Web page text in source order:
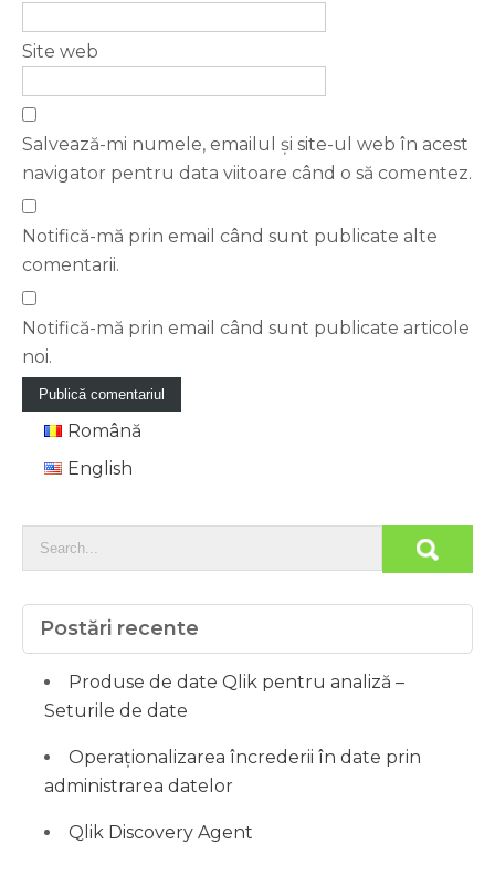
Site web
Salvează-mi numele, emailul și site-ul web în acest
navigator pentru data viitoare când o să comentez.
Notifică-mă prin email când sunt publicate alte
comentarii.
Notifică-mă prin email când sunt publicate articole
noi.
Română
English
Postări recente
Produse de date Qlik pentru analiză –
Seturile de date
Operaționalizarea încrederii în date prin
administrarea datelor
Qlik Discovery Agent